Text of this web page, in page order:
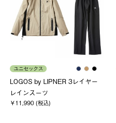
ユニセックス
LOGOS by LIPNER 3レイヤー
レインスーツ
￥11,990 (税込)